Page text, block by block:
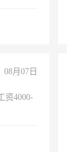
08月07日
资4000-